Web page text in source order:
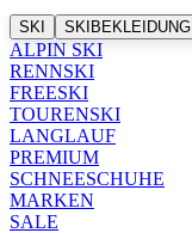
SKI SKIBEKLEIDUNG
ALPIN SKI
RENNSKI
FREESKI
TOURENSKI
LANGLAUF
PREMIUM
SCHNEESCHUHE
MARKEN
SALE